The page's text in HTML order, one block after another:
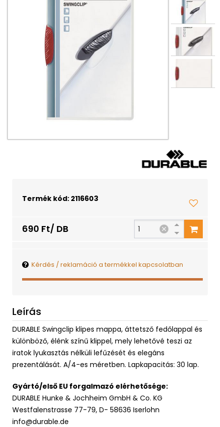
Termék kód: 2116603
690 Ft/ DB
Kérdés / reklamáció a termékkel kapcsolatban
Leírás
DURABLE Swingclip klipes mappa, áttetsző fedőlappal és
különböző, élénk színű klippel, mely lehetővé teszi az
iratok lyukasztás nélküli lefűzését és elegáns
prezentálását. A/4-es méretben. Lapkapacitás: 30 lap.
Gyártó/első EU forgalmazó elérhetősége:
DURABLE Hunke & Jochheim GmbH & Co. KG
Westfalenstrasse 77-79, D- 58636 Iserlohn
info@durable.de